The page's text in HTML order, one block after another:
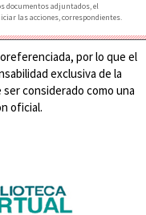
documentos adjuntados, el
las acciones, correspondientes.
por lo que el
exclusiva de la
considerado como una
oficial.